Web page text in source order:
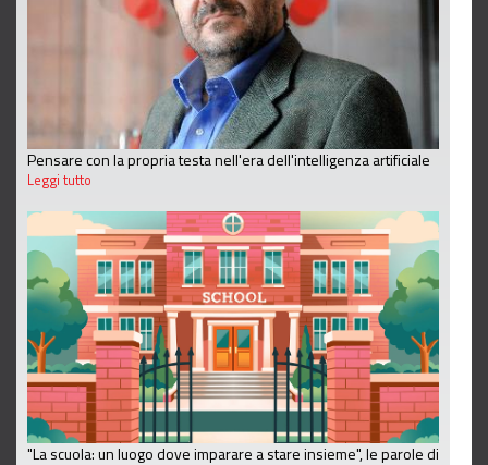
Pensare con la propria testa nell'era dell'intelligenza artificiale
Leggi tutto
"La scuola: un luogo dove imparare a stare insieme", le parole di